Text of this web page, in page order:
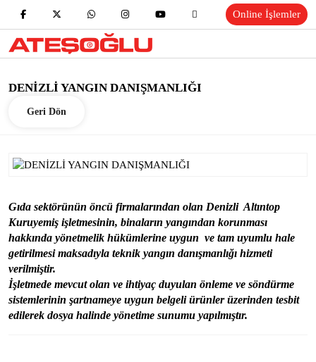
Online İşlemler
DENİZLİ YANGIN DANIŞMANLIĞI
Geri Dön
Gıda sektörünün öncü firmalarından olan Denizli Altıntop
Kuruyemiş işletmesinin, binaların yangından korunması
hakkında yönetmelik hükümlerine uygun ve tam uyumlu hale
getirilmesi maksadıyla teknik yangın danışmanlığı hizmeti
verilmiştir.
İşletmede mevcut olan ve ihtiyaç duyulan önleme ve söndürme
sistemlerinin şartnameye uygun belgeli ürünler üzerinden tesbit
edilerek dosya halinde yönetime sunumu yapılmıştır.